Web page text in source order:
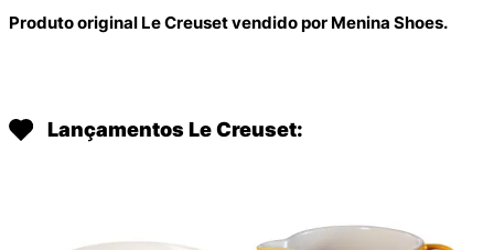
Produto original Le Creuset vendido por Menina Shoes.
Lançamentos Le Creuset: